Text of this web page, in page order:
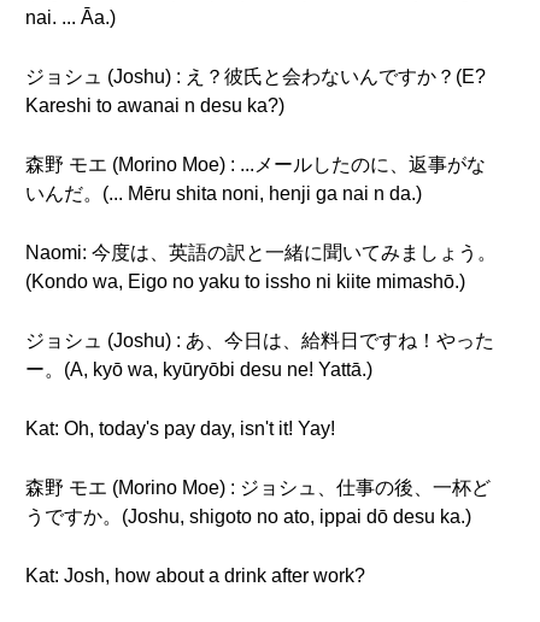
nai. ... Āa.)
ジョシュ (Joshu) : え？彼氏と会わないんですか？(E?
Kareshi to awanai n desu ka?)
森野 モエ (Morino Moe) : ...メールしたのに、返事がな
いんだ。(... Mēru shita noni, henji ga nai n da.)
Naomi: 今度は、英語の訳と一緒に聞いてみましょう。
(Kondo wa, Eigo no yaku to issho ni kiite mimashō.)
ジョシュ (Joshu) : あ、今日は、給料日ですね！やった
ー。(A, kyō wa, kyūryōbi desu ne! Yattā.)
Kat: Oh, today's pay day, isn't it! Yay!
森野 モエ (Morino Moe) : ジョシュ、仕事の後、一杯ど
うですか。(Joshu, shigoto no ato, ippai dō desu ka.)
Kat: Josh, how about a drink after work?